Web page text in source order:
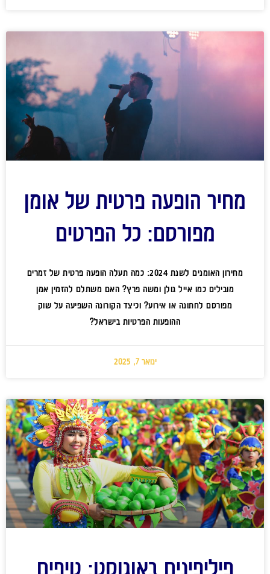
מחיר הופעה פרטית של אומן
מפורסם: כל הפרטים
מחירון האומנים לשנת 2024: כמה תעלה הופעה פרטית של זמרים
מובילים כמו אייל גולן ומשה פרץ? האם משתלם להזמין אמן
מפורסם לחתונה או אירוע? וכיצד הקורונה השפיעה על שוק
ההופעות הפרטיות בישראל?
ינואר 7, 2025
פיליפינים באוגוסט: טיפים